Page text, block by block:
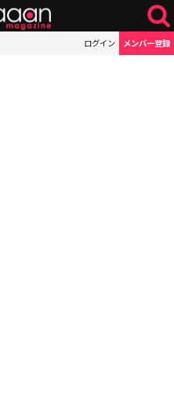
ログイン メンバー登録